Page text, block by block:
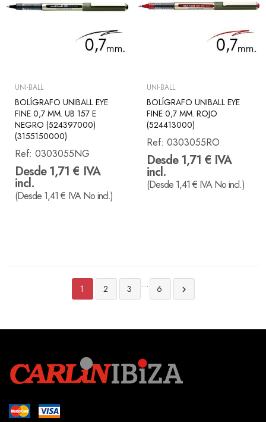
UNI-BALL
BOLÍGRAFO UNIBALL EYE
FINE 0,7 MM. UB 157 E
NEGRO (524397000)
(3155150000)
Ref: 0303055NG
Desde 1,71 € IVA
incl.
(Desde 1,41 € IVA No incl.)
UNI-BALL
BOLÍGRAFO UNIBALL EYE
FINE 0,7 MM. ROJO
(524413000)
Ref: 0303055RO
Desde 1,71 € IVA
incl.
(Desde 1,41 € IVA No incl.)
1 2 3 … 6 